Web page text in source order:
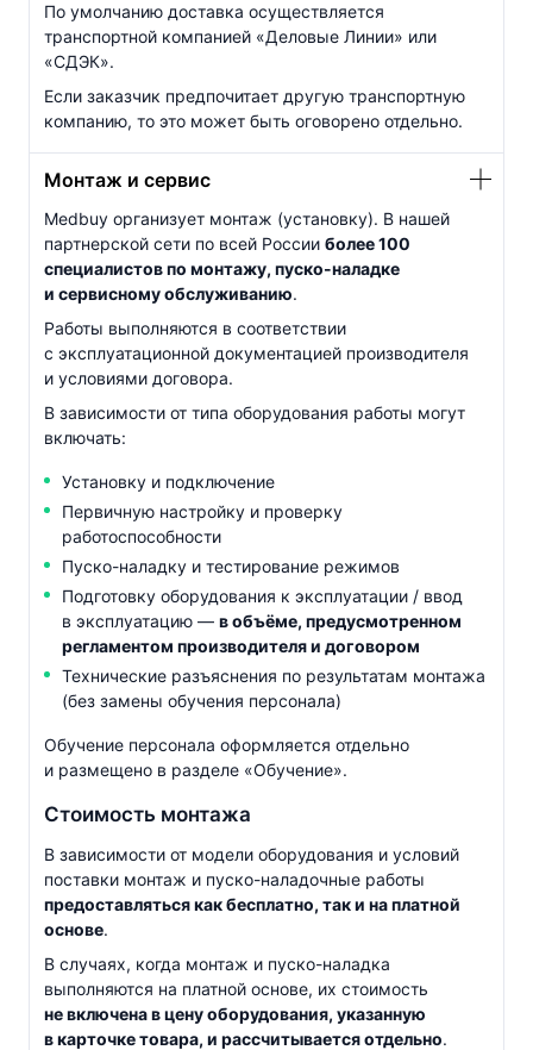
По умолчанию доставка осуществляется
транспортной компанией «Деловые Линии» или
«СДЭК».
Если заказчик предпочитает другую транспортную
компанию, то это может быть оговорено отдельно.
Монтаж и сервис
Medbuy организует монтаж (установку). В нашей
партнерской сети по всей России более 100
специалистов по монтажу, пуско-наладке
и сервисному обслуживанию.
Работы выполняются в соответствии
с эксплуатационной документацией производителя
и условиями договора.
В зависимости от типа оборудования работы могут
включать:
Установку и подключение
Первичную настройку и проверку
работоспособности
Пуско-наладку и тестирование режимов
Подготовку оборудования к эксплуатации / ввод
в эксплуатацию — в объёме, предусмотренном
регламентом производителя и договором
Технические разъяснения по результатам монтажа
(без замены обучения персонала)
Обучение персонала оформляется отдельно
и размещено в разделе «Обучение».
Стоимость монтажа
В зависимости от модели оборудования и условий
поставки монтаж и пуско-наладочные работы
предоставляться как бесплатно, так и на платной
основе.
В случаях, когда монтаж и пуско-наладка
выполняются на платной основе, их стоимость
не включена в цену оборудования, указанную
в карточке товара, и рассчитывается отдельно.